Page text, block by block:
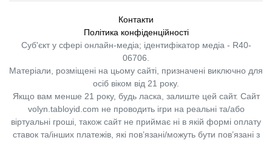
Контакти
Політика конфіденційності
Суб'єкт у сфері онлайн-медіа; ідентифікатор медіа - R40-
06706.
Матеріали, розміщені на цьому сайті, призначені виключно для
осіб віком від 21 року.
Якщо вам менше 21 року, будь ласка, залиште цей сайт. Сайт
volyn.tabloyid.com не проводить ігри на реальні та/або
віртуальні гроші, також сайт не приймає ні в якій формі оплату
ставок та/інших платежів, які пов’язані/можуть бути пов’язані з